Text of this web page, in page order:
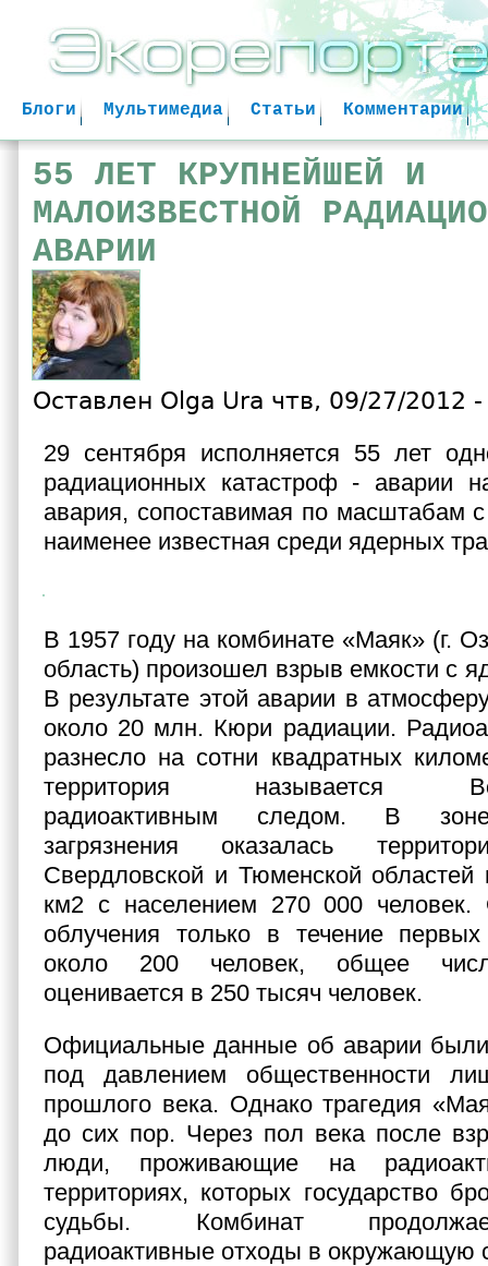
Комментарии
Статьи
Мультимедиа
Блоги
55 ЛЕТ КРУПНЕЙШЕЙ И
МАЛОИЗВЕСТНОЙ
АВАРИИ
Оставлен Olga Ura чтв, 09/27/2012
29 сентября исполняется 55 лет
радиационных катастроф - аварии
авария, сопоставимая по масштабам
наименее известная среди ядерных
В 1957 году на комбинате «Маяк» (г.
область) произошел взрыв емкости с
В результате этой аварии в
около 20 млн. Кюри радиации.
разнесло на сотни квадратных
территория называется
радиоактивным следом. В зоне
загрязнения оказалась
Свердловской и Тюменской
км2 с населением 270 000 человек.
облучения только в течение
около 200 человек, общее
оценивается в 250 тысяч человек.
Официальные данные об аварии
под давлением общественности
прошлого века. Однако трагедия
до сих пор. Через пол века после
люди, проживающие на
территориях, которых государство
судьбы. Комбинат
радиоактивные отходы в окружающую